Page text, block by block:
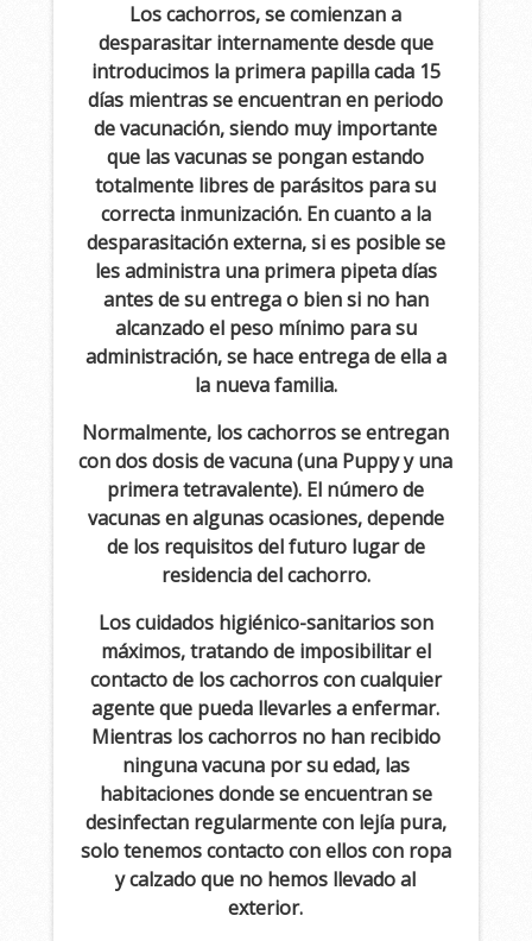
Los cachorros, se comienzan a
desparasitar internamente desde que
introducimos la primera papilla cada 15
días mientras se encuentran en periodo
de vacunación, siendo muy importante
que las vacunas se pongan estando
totalmente libres de parásitos para su
correcta inmunización. En cuanto a la
desparasitación externa, si es posible se
les administra una primera pipeta días
antes de su entrega o bien si no han
alcanzado el peso mínimo para su
administración, se hace entrega de ella a
la nueva familia.
Normalmente, los cachorros se entregan
con dos dosis de vacuna (una Puppy y una
primera tetravalente). El número de
vacunas en algunas ocasiones, depende
de los requisitos del futuro lugar de
residencia del cachorro.
Los cuidados higiénico-sanitarios son
máximos, tratando de imposibilitar el
contacto de los cachorros con cualquier
agente que pueda llevarles a enfermar.
Mientras los cachorros no han recibido
ninguna vacuna por su edad, las
habitaciones donde se encuentran se
desinfectan regularmente con lejía pura,
solo tenemos contacto con ellos con ropa
y calzado que no hemos llevado al
exterior.